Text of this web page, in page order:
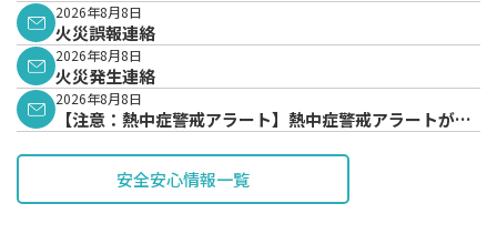
2026年8月8日
火災誤報連絡
2026年8月8日
火災発生連絡
2026年8月8日
【注意：熱中症警戒アラート】熱中症警戒アラートが発
安全安心情報一覧